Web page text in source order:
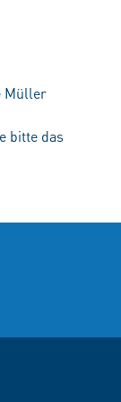
Müller
bitte das